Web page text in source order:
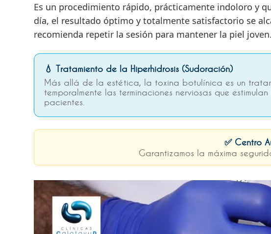
Es un procedimiento rápido, prácticamente indoloro y
día, el resultado óptimo y totalmente satisfactorio se
recomienda repetir la sesión para mantener la piel joven.
💧 Tratamiento de la Hiperhidrosis (Sudoración)
Más allá de la estética, la toxina botulínica es un
temporalmente las terminaciones nerviosas que
pacientes.
✅ Centro
Garantizamos la máxima